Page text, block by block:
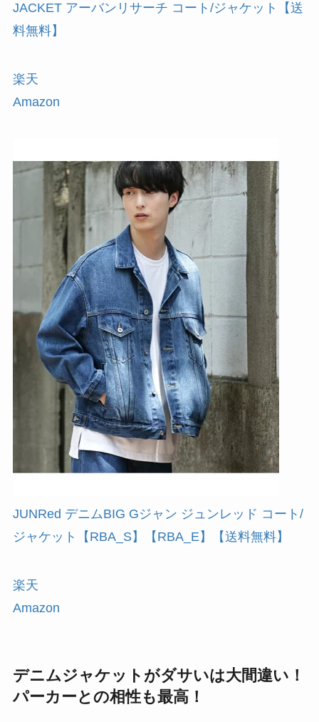
JACKET アーバンリサーチ コート/ジャケット【送
料無料】
楽天
Amazon
JUNRed デニムBIG Gジャン ジュンレッド コート/
ジャケット【RBA_S】【RBA_E】【送料無料】
楽天
Amazon
デニムジャケットがダサいは大間違い！
パーカーとの相性も最高！